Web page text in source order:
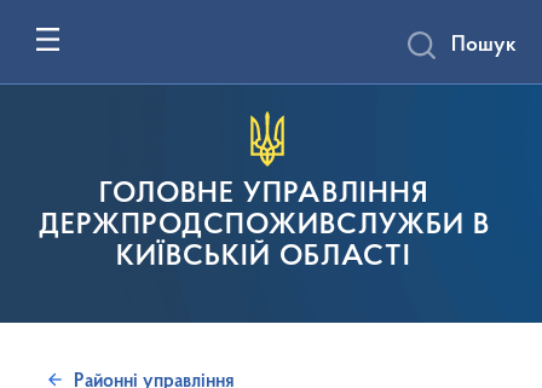
ГОЛОВНЕ УПРАВЛІННЯ
ДЕРЖПРОДСПОЖИВСЛУЖБИ В
КИЇВСЬКІЙ ОБЛАСТІ
Пошук
Районні управління